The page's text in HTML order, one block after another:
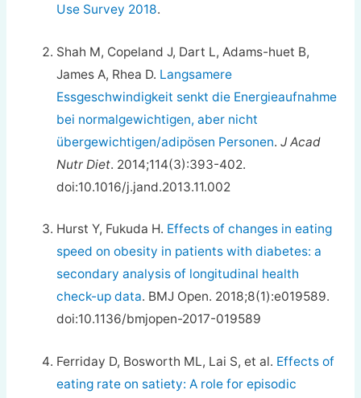
Use Survey 2018.
Shah M, Copeland J, Dart L, Adams-huet B,
James A, Rhea D. Langsamere
Essgeschwindigkeit senkt die Energieaufnahme
bei normalgewichtigen, aber nicht
übergewichtigen/adipösen Personen.J Acad
Nutr Diet. 2014;114(3):393-402.
doi:10.1016/j.jand.2013.11.002
Hurst Y, Fukuda H. Effects of changes in eating
speed on obesity in patients with diabetes: a
secondary analysis of longitudinal health
check-up data. BMJ Open. 2018;8(1):e019589.
doi:10.1136/bmjopen-2017-019589
Ferriday D, Bosworth ML, Lai S, et al. Effects of
eating rate on satiety: A role for episodic